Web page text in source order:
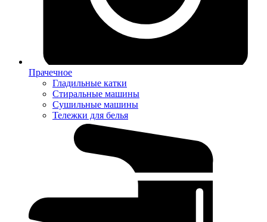
Прачечное
Гладильные катки
Стиральные машины
Сушильные машины
Тележки для белья